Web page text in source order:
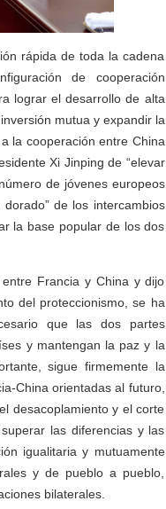
rápida de toda la cadena
de cooperación
lograr el desarrollo de alta
mutua y expandir la
la cooperación entre China
Xi Jinping de “elevar
de jóvenes europeos
de los intercambios
la base popular de los dos
Francia y China y dijo
del proteccionismo, se ha
que las dos partes
y mantengan la paz y la
sigue firmemente la
China orientadas al futuro,
desacoplamiento y el corte
las diferencias y las
igualitaria y mutuamente
y de pueblo a pueblo,
bilaterales.